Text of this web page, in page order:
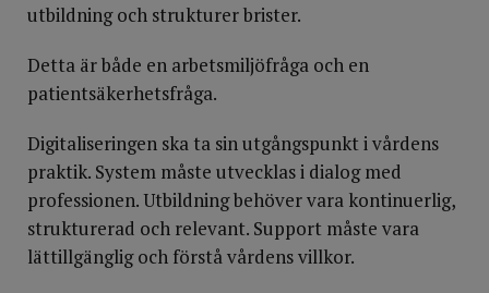
utbildning och strukturer brister.
Detta är både en arbetsmiljöfråga och en
patientsäkerhetsfråga.
Digitaliseringen ska ta sin utgångspunkt i vårdens
praktik. System måste utvecklas i dialog med
professionen. Utbildning behöver vara kontinuerlig,
strukturerad och relevant. Support måste vara
lättillgänglig och förstå vårdens villkor.